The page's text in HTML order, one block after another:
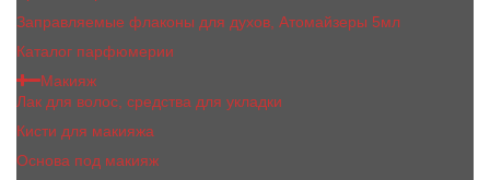
Заправляемые флаконы для духов, Атомайзеры 5мл
Каталог парфюмерии
Макияж
Лак для волос, средства для укладки
Кисти для макияжа
Основа под макияж